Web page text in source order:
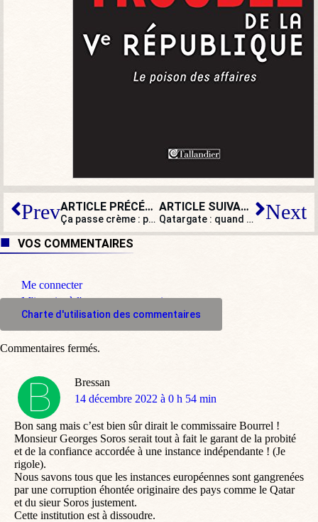
Prev ARTICLE PRÉCÉDENT
Ça passe crème : pour une journaliste du service public, Zemmour « n’a rien d’un être humain » !
ARTICLE SUIVANT
Qatargate : quand ces eurodéputés socialistes au cœur du scandale faisaient la morale à Orbán Next
VOS COMMENTAIRES
Me connecter
M'inscrire à l'espace commentaire
Charte d'utilisation des commentaires
Bressan
dit
14 décembre 2022 à 0 h 54 min
Bon sang mais c’est bien sûr dirait le commissaire Bourrel !
Monsieur Georges Soros serait tout à fait le garant de la probité
et de la confiance accordée à une instance indépendante ! (Je
rigole).
Nous savons tous que les instances européennes sont gangrenées
par une corruption éhontée originaire des pays comme le Qatar
et du sieur Soros justement.
Cette institution est à dissoudre.
Commentaires fermés.